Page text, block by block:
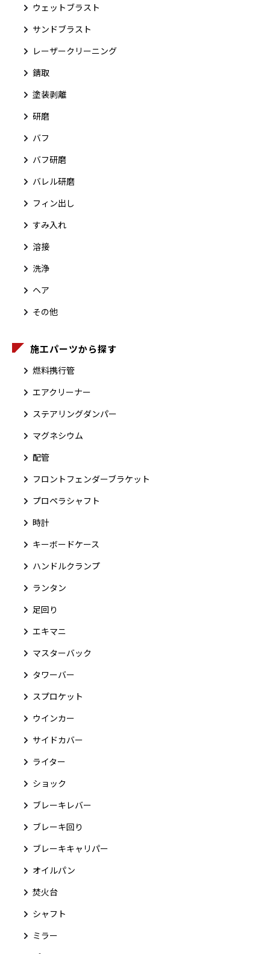
ウェットブラスト
サンドブラスト
レーザークリーニング
錆取
塗装剥離
研磨
バフ
バフ研磨
バレル研磨
フィン出し
すみ入れ
溶接
洗浄
ヘア
その他
施工パーツから探す
燃料携行管
エアクリーナー
ステアリングダンパー
マグネシウム
配管
フロントフェンダーブラケット
プロペラシャフト
時計
キーボードケース
ハンドルクランプ
ランタン
足回り
エキマニ
マスターバック
タワーバー
スプロケット
ウインカー
サイドカバー
ライター
ショック
ブレーキレバー
ブレーキ回り
ブレーキキャリパー
オイルパン
焚火台
シャフト
ミラー